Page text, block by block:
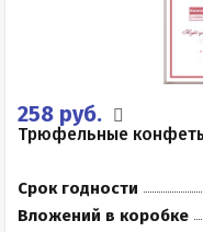
258 руб.
Трюфельные
Срок годности
Вложений в коробке